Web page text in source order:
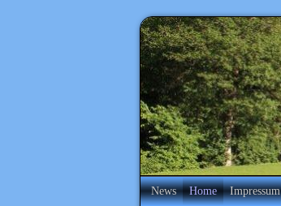
News Home Impressum